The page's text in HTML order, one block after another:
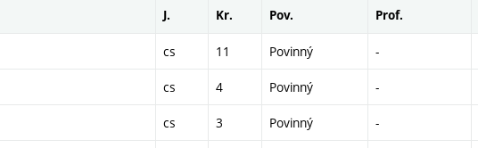
J. Kr. Pov. Prof.
cs 11 Povinný -
cs 4 Povinný -
cs 3 Povinný -